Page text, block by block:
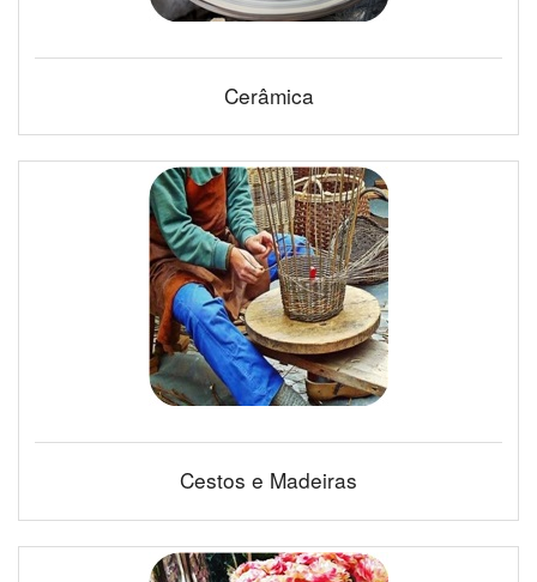
Cerâmica
Cestos e Madeiras